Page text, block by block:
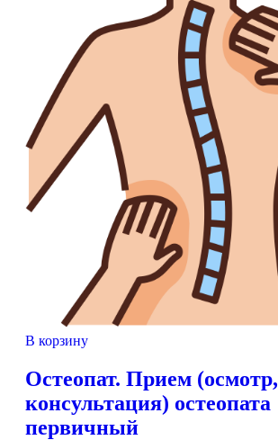
В корзину
Остеопат. Прием (осмотр,
консультация) остеопата
первичный